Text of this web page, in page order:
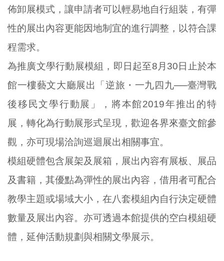
佈卸展模式，讓申請者可以輕易地自行組裝，有彈
性的展出內容更能因地制宜的進行調整，以符合課
程需求。
為推廣文學行動展模組，即日起至8月30日止於本
館一樓藝文大廳展出「逆旅・一九四九──臺灣戰
後移民文學行動展」，將本館2019年推出的特
展，轉化為行動展形式呈現，歡迎各界來臺文館參
觀，亦可現場洽詢巡迴展出相關事宜。
模組硬體包含展架及展箱，展出內容有展板、展品
及書籍，其優點為彈性的展出內容，借用者可配合
教學主題或場域大小，在八套模組內自行決定硬體
數量及展出內容。亦可透過本館提供的空白模組硬
體，延伸活動規劃與相關文學展示。